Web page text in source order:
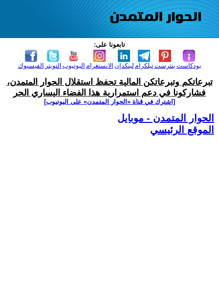
تابعونا على:
الفيسبوك التويتر اليوتيوب الانستغرام لينكدإن تيلكرامبنترست بودكاست
تبرعاتكم وتبرعاتكن المالية تحفظ استقلال الحوار المتمدن،
فشاركونا في دعم استمرارية هذا الفضاء اليساري الحر
[اشترك في قناة ‫«الحوار المتمدن» على اليوتيوب]
الحوار المتمدن - موبايل
الموقع الرئيسي